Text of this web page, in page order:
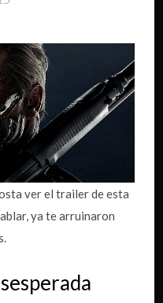
ver el trailer de esta
ya te arruinaron